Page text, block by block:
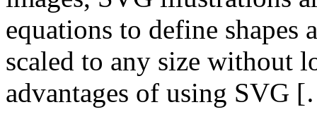
equations to define
scaled to any size without
advantages of using SVG